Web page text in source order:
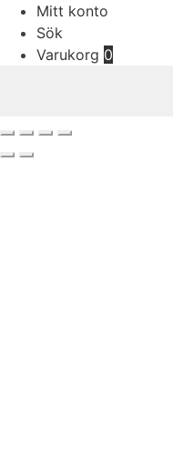
Mitt konto
Sök
Varukorg 0